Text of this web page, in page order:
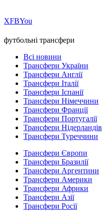
ХFBYou
футбольні трансфери
Всі новини
Трансфери України
Трансфери Англії
Трансфери Італії
Трансфери Іспанії
Трансфери Німеччини
Трансфери Франції
Трансфери Португалії
Трансфери Нідерландів
Трансфери Туреччини
Трансфери Європи
Трансфери Бразилії
Трансфери Аргентини
Трансфери Америки
Трансфери Африки
Трансфери Азії
Трансфери Росії